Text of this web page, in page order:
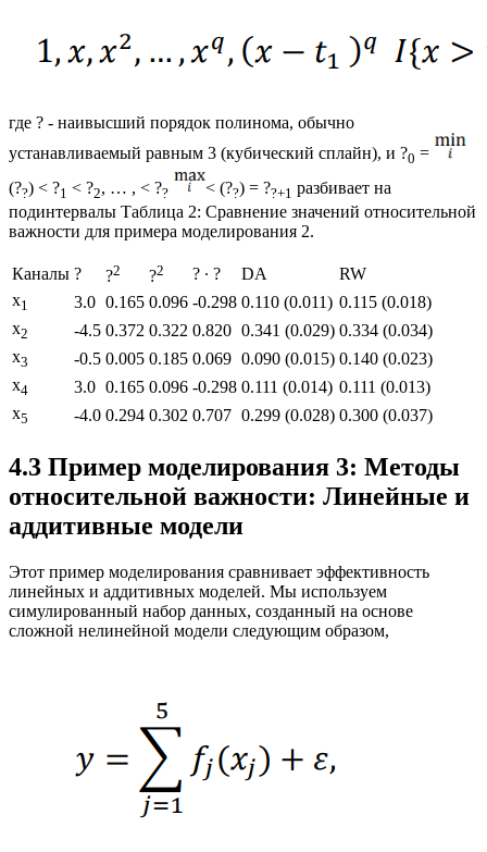
где ? - наивысший порядок полинома, обычно
устанавливаемый равным 3 (кубический сплайн), и ?0 =
(??) < ?1 < ?2, … , < ?? < (??) = ??+1 разбивает на
подинтервалы Таблица 2: Сравнение значений относительной
важности для примера моделирования 2.
Каналы ? ?2 ?2 ? ∙ ? DA
RW
x1 3.0 0.165 0.096 -0.298 0.110 (0.011) 0.115 (0.018)
x2 -4.5 0.372 0.322 0.820 0.341 (0.029) 0.334 (0.034)
x3 -0.5 0.005 0.185 0.069 0.090 (0.015) 0.140 (0.023)
x4 3.0 0.165 0.096 -0.298 0.111 (0.014) 0.111 (0.013)
x5 -4.0 0.294 0.302 0.707 0.299 (0.028) 0.300 (0.037)
4.3 Пример моделирования 3: Методы
относительной важности: Линейные и
аддитивные модели
Этот пример моделирования сравнивает эффективность
линейных и аддитивных моделей. Мы используем
симулированный набор данных, созданный на основе
сложной нелинейной модели следующим образом,